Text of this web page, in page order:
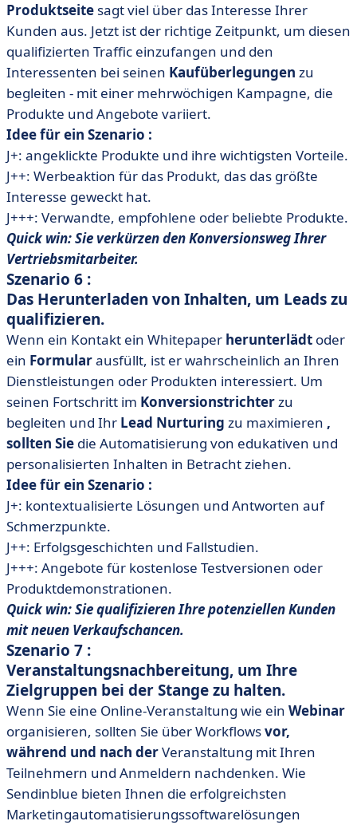
Produktseite sagt viel über das Interesse Ihrer
Kunden aus. Jetzt ist der richtige Zeitpunkt, um diesen
qualifizierten Traffic einzufangen und den
Interessenten bei seinen Kaufüberlegungen zu
begleiten - mit einer mehrwöchigen Kampagne, die
Produkte und Angebote variiert.
Idee für ein Szenario :
J+: angeklickte Produkte und ihre wichtigsten Vorteile.
J++: Werbeaktion für das Produkt, das das größte
Interesse geweckt hat.
J+++: Verwandte, empfohlene oder beliebte Produkte.
Quick win: Sie verkürzen den Konversionsweg Ihrer
Vertriebsmitarbeiter.
Szenario 6 :
Das Herunterladen von Inhalten, um Leads zu
qualifizieren.
Wenn ein Kontakt ein Whitepaper herunterlädt oder
ein Formularausfüllt, ist er wahrscheinlich an Ihren
Dienstleistungen oder Produkten interessiert. Um
seinen Fortschritt im Konversionstrichterzu
begleiten und Ihr Lead Nurturing zu maximieren ,
sollten Sie die Automatisierung von edukativen und
personalisierten Inhalten in Betracht ziehen.
Idee für ein Szenario :
J+: kontextualisierte Lösungen und Antworten auf
Schmerzpunkte.
J++: Erfolgsgeschichten und Fallstudien.
J+++: Angebote für kostenlose Testversionen oder
Produktdemonstrationen.
Quick win: Sie qualifizieren Ihre potenziellen Kunden
mit neuen Verkaufschancen.
Szenario 7 :
Veranstaltungsnachbereitung, um Ihre
Zielgruppen bei der Stange zu halten.
Wenn Sie eine Online-Veranstaltung wie ein Webinar
organisieren, sollten Sie über Workflowsvor,
während und nach derVeranstaltung mit Ihren
Teilnehmern und Anmeldern nachdenken. Wie
Sendinblue bieten Ihnen die erfolgreichsten
Marketingautomatisierungssoftwarelösungen